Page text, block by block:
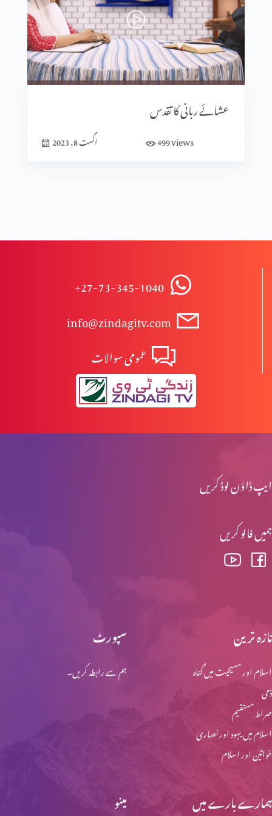
پان٘چویں انجیل
عشاء ربانی
الفا اور اومیگا
راستباز ہونے کے لیے ہوش میں آؤ
عشائے ربانی کا تقدس
اگست 8, 2023 499views
+27-73-345-1040
info@zindagitv.com
عمومی سوالات
ایپ ڈاؤن لوڈ کریں
ہمیں فالو کریں
سپورٹ
ہم سے رابطہ کریں۔
تازہ ترین
اسلام اور مسیحیت میں گناہ
ذمی
صراط مستقیم
اسلام میں یہود اور نصاریٰ
خواتین اور اسلام
مینو ہمارے بارے میں